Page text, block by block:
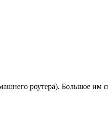
роутера). Большое им